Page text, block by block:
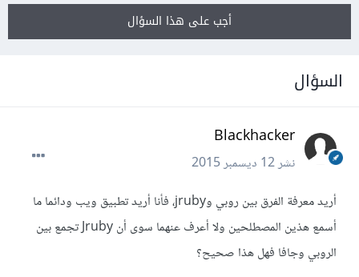
أجب على هذا السؤال
السؤال
Blackhacker
نشر12 ديسمبر 2015
أريد معرفة الفرق بين روبي وjruby، فأنا أريد تطبيق ويب ودائما ما
أسمع هذين المصطلحين ولا أعرف عنهما سوى أن Jruby تجمع بين
الروبي وجافا فهل هذا صحيح؟